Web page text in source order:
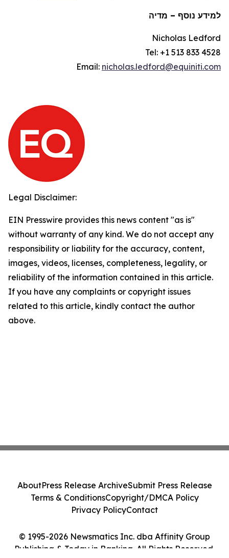
למידע נוסף – מדיה
Nicholas Ledford
Tel: +1 513 833 4528
Email: nicholas.ledford@equiniti.com
Legal Disclaimer:
EIN Presswire provides this news content "as is"
without warranty of any kind. We do not accept any
responsibility or liability for the accuracy, content,
images, videos, licenses, completeness, legality, or
reliability of the information contained in this article.
If you have any complaints or copyright issues
related to this article, kindly contact the author
above.
© 1995-2026 Newsmatics Inc. dba Affinity Group
Publishing & Today in Banking. All Rights Reserved.
AboutPress Release ArchiveSubmit Press Release
Terms & ConditionsCopyright/DMCA Policy
Privacy PolicyContact